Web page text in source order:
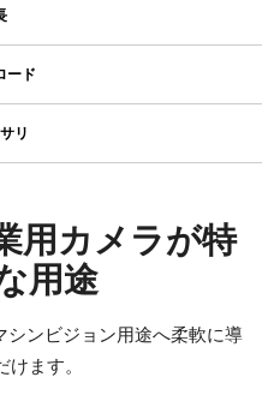
ード
32-bit
PMCL 64-bit
リ
シリーズ
ください。
用カメラが特
用途
ンビジョン用途へ柔軟に導
けます。